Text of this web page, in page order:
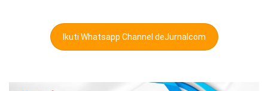
Ikuti Whatsapp Channel deJurnalcom